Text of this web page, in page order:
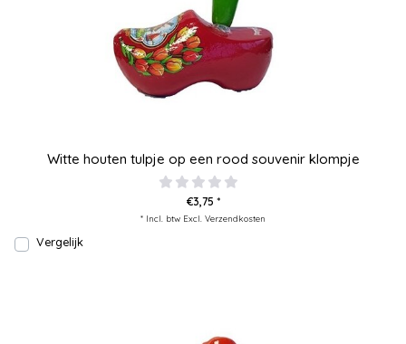
Witte houten tulpje op een rood souvenir klompje
€3,75 *
* Incl. btw Excl. Verzendkosten
Vergelijk